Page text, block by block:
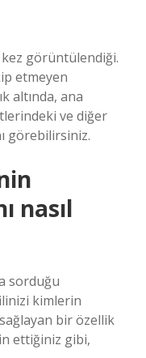
görüntülendiği.
etmeyen
altında, ana
ve diğer
görebilirsiniz.
nasıl
sorduğu
kimlerin
bir özellik
ettiğiniz gibi,